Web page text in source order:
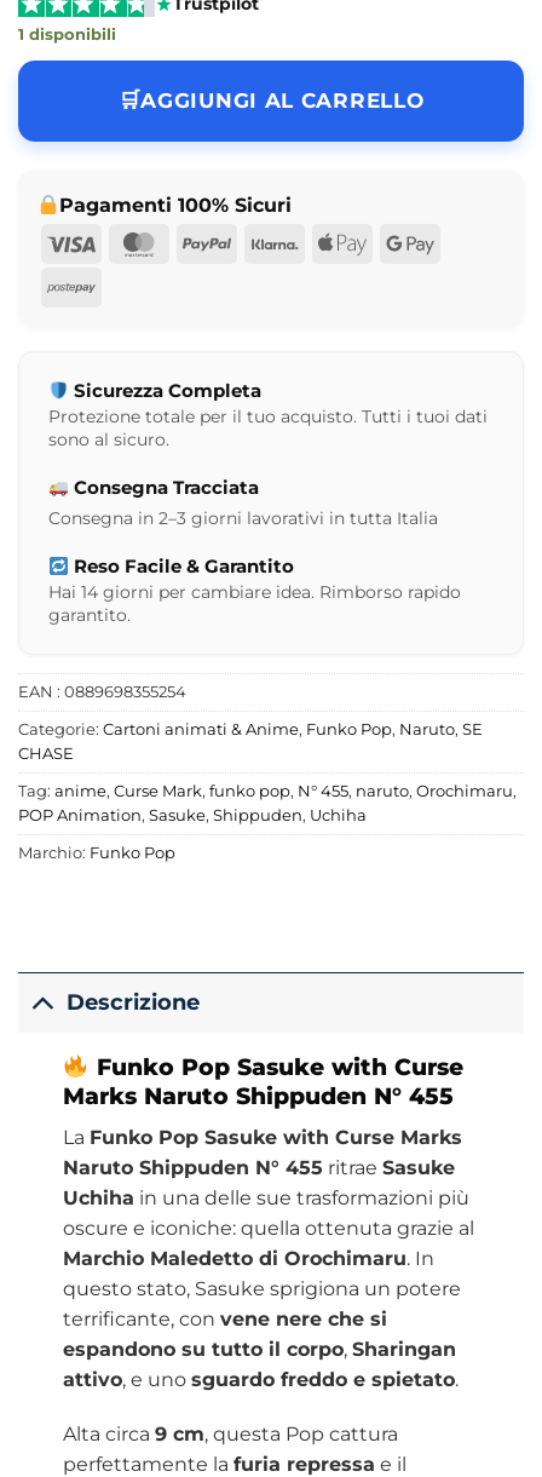
1 disponibili
AGGIUNGI AL CARRELLO
Pagamenti 100% Sicuri
Visa
MasterCard
PayPalKlarna Apple Google
Postepay
Sicurezza Completa
Protezione totale per il tuo acquisto. Tutti i tuoi dati
sono al sicuro.
Consegna Tracciata
Consegna in 2–3 giorni lavorativi in tutta Italia
Reso Facile & Garantito
Hai 14 giorni per cambiare idea. Rimborso rapido
garantito.
EAN : 0889698355254
Categorie: Cartoni animati & Anime, Funko Pop, Naruto, SE
CHASE
Tag: anime, Curse Mark, funko pop, N° 455, naruto, Orochimaru,
POP Animation, Sasuke, Shippuden, Uchiha
Marchio: Funko Pop
Descrizione
Funko Pop Sasuke with Curse
Marks Naruto Shippuden N° 455
La Funko Pop Sasuke with Curse Marks
Naruto Shippuden N° 455 ritrae Sasuke
Uchiha in una delle sue trasformazioni più
oscure e iconiche: quella ottenuta grazie al
Marchio Maledetto di Orochimaru. In
questo stato, Sasuke sprigiona un potere
terrificante, con vene nere che si
espandono su tutto il corpo, Sharingan
attivo, e uno sguardo freddo e spietato.
Alta circa 9 cm, questa Pop cattura
perfettamente la furia repressa e il